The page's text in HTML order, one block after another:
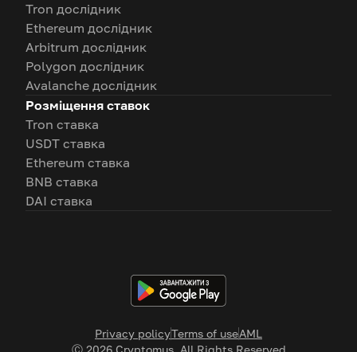
Privacy policyTerms of useAML
Tron дослідник
Ethereum дослідник
Arbitrum дослідник
Polygon дослідник
Avalanche дослідник
Розміщення ставок
Tron ставка
USDT ставка
Ethereum ставка
BNB ставка
DAI ставка